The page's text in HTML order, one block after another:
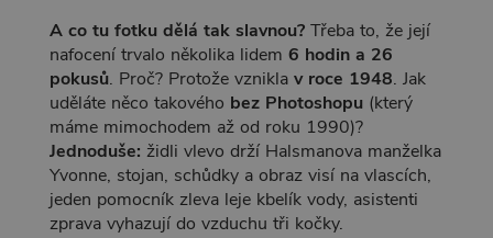
A co tu fotku dělá tak slavnou? Třeba to, že její
nafocení trvalo několika lidem 6 hodin a 26
pokusů. Proč? Protože vznikla v roce 1948. Jak
uděláte něco takového bez Photoshopu(který
máme mimochodem až od roku 1990)?
Jednoduše: židli vlevo drží Halsmanova manželka
Yvonne, stojan, schůdky a obraz visí na vlascích,
jeden pomocník zleva leje kbelík vody, asistenti
zprava vyhazují do vzduchu tři kočky.